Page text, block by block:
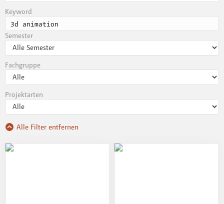
Keyword
Semester
Fachgruppe
Projektarten
Alle Filter entfernen